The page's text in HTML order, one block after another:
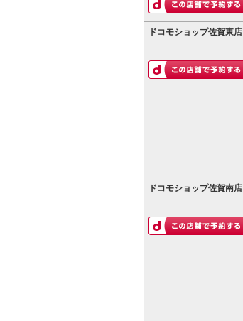
ドコモショップ佐賀東店
ドコモショップ佐賀南店